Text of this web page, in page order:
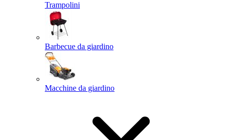
Trampolini
Barbecue da giardino
Macchine da giardino